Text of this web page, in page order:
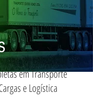
em Transporte
e Logística